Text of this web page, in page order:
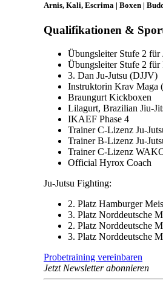
Arnis, Kali, Escrima | Boxen |
Qualifikationen &
Übungsleiter Stufe 2 für
Übungsleiter Stufe 2
3. Dan Ju-Jutsu (DJJV)
Instruktorin Krav
Braungurt Kickboxen
Lilagurt, Brazilian Jiu-
IKAEF Phase 4
Trainer C-Lizenz Ju-
Trainer B-Lizenz Ju-
Trainer C-Lizenz
Official Hyrox Coach
Ju-Jutsu Fighting:
2. Platz Hamburger
3. Platz Norddeutsche
2. Platz Norddeutsche
3. Platz Norddeutsche
Probetraining vereinbaren
Jetzt Newsletter abonnieren